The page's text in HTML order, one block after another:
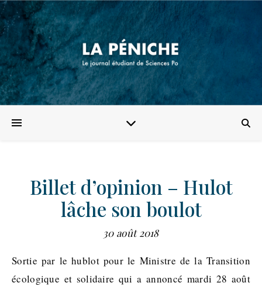
Billet d’opinion – Hulot
lâche son boulot
30 août 2018
Sortie par le hublot pour le Ministre de la Transition
écologique et solidaire qui a annoncé mardi 28 août